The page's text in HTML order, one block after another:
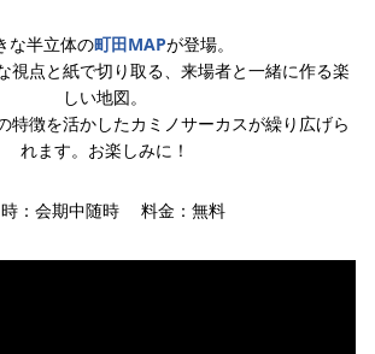
な半立体の町田MAPが登場。
視点と紙で切り取る、来場者と一緒に作る楽
しい地図。
特徴を活かしたカミノサーカスが繰り広げら
れます。お楽しみに！
時：会期中随時 料金：無料